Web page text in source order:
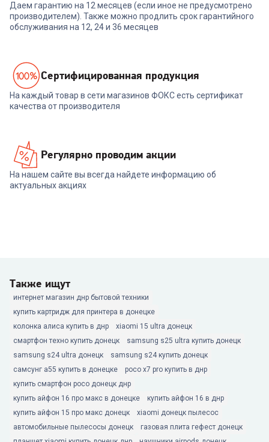
Даем гарантию на 12 месяцев (если иное не предусмотрено
производителем). Также можно продлить срок гарантийного
обслуживания на 12, 24 и 36 месяцев
Cертифицированная продукция
На каждый товар в сети магазинов ФОКС есть сертификат
качества от производителя
Регулярно проводим акции
На нашем сайте вы всегда найдете информацию об
актуальных акциях
Также ищут
интернет магазин днр бытовой техники
купить картридж для принтера в донецке
колонка алиса купить в днр
xiaomi 15 ultra донецк
смартфон техно купить донецк
samsung s25 ultra купить донецк
samsung s24 ultra донецк
samsung s24 купить донецк
самсунг а55 купить в донецке
poco x7 pro купить в днр
купить смартфон poco донецк днр
купить айфон 16 про макс в донецке
купить айфон 16 в днр
купить айфон 15 про макс донецк
xiaomi донецк пылесос
автомобильные пылесосы донецк
газовая плита гефест донецк